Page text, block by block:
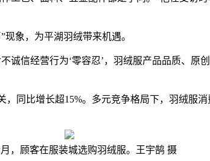
象，为平湖羽绒带来机遇。
经营行为‘零容忍’，羽绒服产品品质、原
同比增长超15%。多元竞争格局下，羽绒服
月，顾客在服装城选购羽绒服。王宇鹄 摄